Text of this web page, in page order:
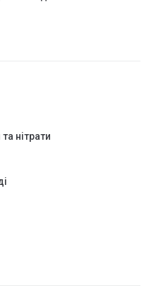
нітрати